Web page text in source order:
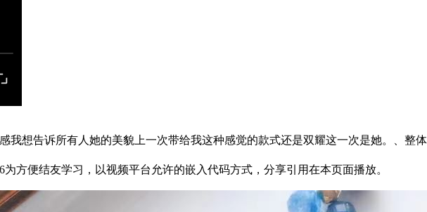
想告诉所有人她的美貌上一次带给我这种感觉的款式还是双耀这一次是她。、
为方便结友学习，以视频平台允许的嵌入代码方式，分享引用在本页面播放。